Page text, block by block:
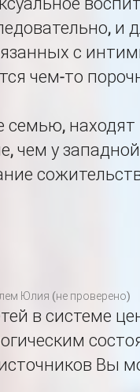
и
с
чем-то
семью, находят
чем у
Юлия (не проверено)
в системе
Вы